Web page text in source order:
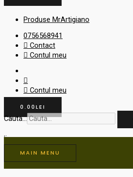
Produse MrArtigiano
0756568941
Contact
Contul meu
Contul meu
0.00 LEI
Cauta...
MAIN MENU